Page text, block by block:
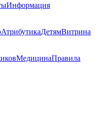
Информация
АтрибутикаДетямВитрина
МедицинаПравила